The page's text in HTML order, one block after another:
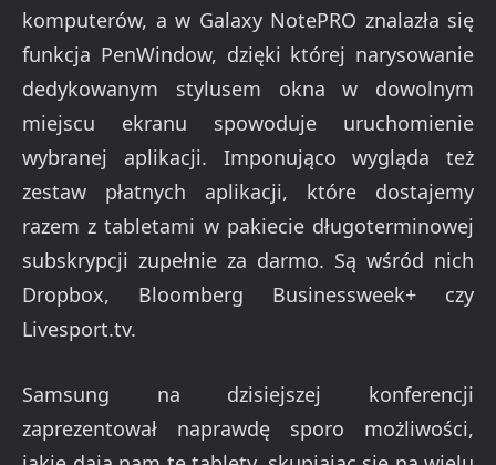
komputerów, a w Galaxy NotePRO znalazła się
funkcja PenWindow, dzięki której narysowanie
dedykowanym stylusem okna w dowolnym
miejscu ekranu spowoduje uruchomienie
wybranej aplikacji. Imponująco wygląda też
zestaw płatnych aplikacji, które dostajemy
razem z tabletami w pakiecie długoterminowej
subskrypcji zupełnie za darmo. Są wśród nich
Dropbox, Bloomberg Businessweek+ czy
Livesport.tv.
Samsung na dzisiejszej konferencji
zaprezentował naprawdę sporo możliwości,